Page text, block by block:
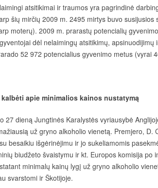
atsitikimai ir traumos yra pagrindinė
šių mirčių 2009 m. 2495 mirtys buvo
moterų). 2009 m. prarastų potencialių
dėl nelaimingų atsitikimų, apsinuodijimų
52 972 potencialius gyvenimo metus (vyrai
kalbėti apie minimalios kainos nustatymą
27 dieną Jungtinės Karalystės vyriausybė
už gryno alkoholio vienetą. Premjero, D.
besaikiu išgėrinėjimu ir jo sukeliamomis
biudžeto švaistymu ir kt. Europos komisija po
minimalų kainų lygį už gryno alkoholio
svarstomi ir Škotijoje.